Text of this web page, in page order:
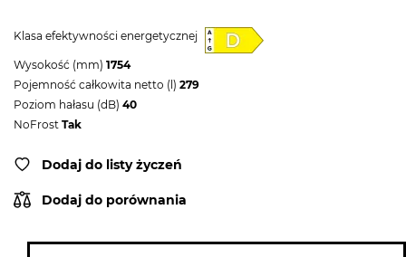
Klasa efektywności energetycznej
Wysokość (mm) 1754
Pojemność całkowita netto (l) 279
Poziom hałasu (dB) 40
NoFrost Tak
Dodaj do listy życzeń
Dodaj do porównania